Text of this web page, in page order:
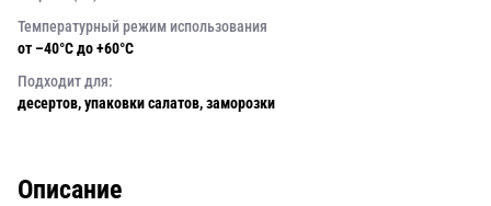
Температурный режим использования
от –40°C до +60°C
Подходит для:
десертов, упаковки салатов, заморозки
Описание